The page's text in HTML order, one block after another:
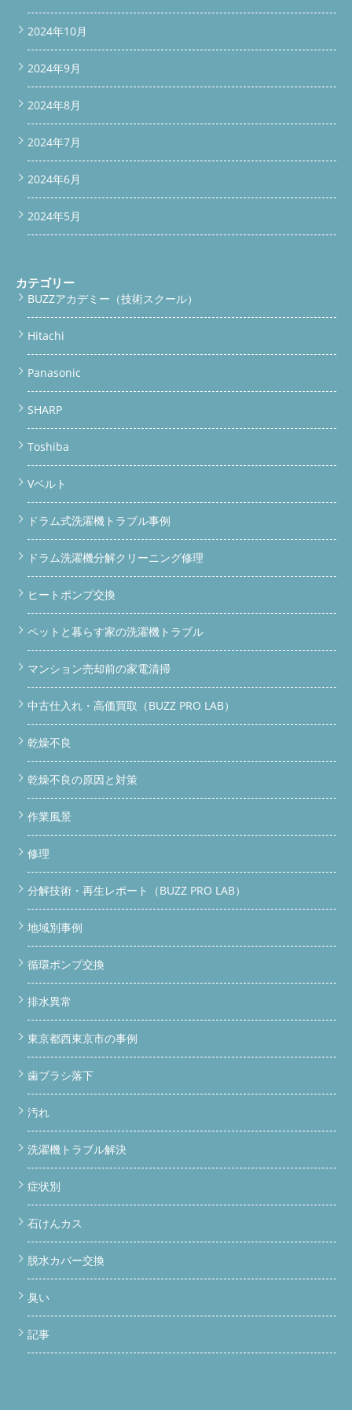
bar'); if(window.scrollY > 100) { scrollBar.classList.add('show'); }
else { scrollBar.classList.remove('show'); } if(window.scrollY >
200) { bottomBar.classList.add('show'); } else {
bottomBar.classList.remove('show'); } }); 続きを読む
2024年10月
2024年9月
2024年8月
2024年7月
2024年6月
2024年5月
カテゴリー
BUZZアカデミー（技術スクール）
Hitachi
Panasonic
SHARP
Toshiba
Vベルト
ドラム式洗濯機トラブル事例
ドラム洗濯機分解クリーニング修理
ヒートポンプ交換
ペットと暮らす家の洗濯機トラブル
マンション売却前の家電清掃
中古仕入れ・高価買取（BUZZ PRO LAB）
乾燥不良
乾燥不良の原因と対策
作業風景
修理
分解技術・再生レポート（BUZZ PRO LAB）
地域別事例
循環ポンプ交換
排水異常
東京都西東京市の事例
歯ブラシ落下
汚れ
洗濯機トラブル解決
症状別
石けんカス
脱水カバー交換
臭い
記事